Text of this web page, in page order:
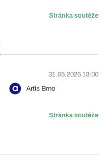
Stránka soutěže
31.05.2026 13:00
Artis Brno
Stránka soutěže